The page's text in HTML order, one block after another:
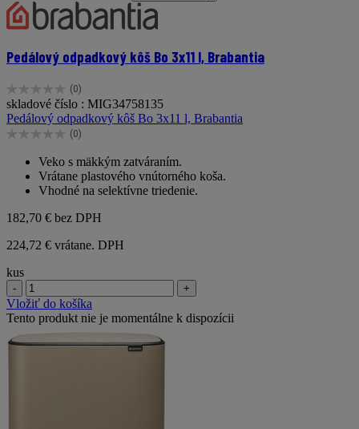
Pedálový odpadkový kôš Bo 3x11 l, Brabantia
(0)
0.0
z
5
hviezdičiek.
skladové číslo : MIG34758135
Pedálový odpadkový kôš Bo 3x11 l, Brabantia
(0)
0.0
hviezdičiek.
Veko s mäkkým zatváraním.
Vrátane plastového vnútorného koša.
Vhodné na selektívne triedenie.
182,70 € bez DPH
224,72 € vrátane. DPH
kus
- +
Vložiť do košíka
Tento produkt nie je momentálne k dispozícii